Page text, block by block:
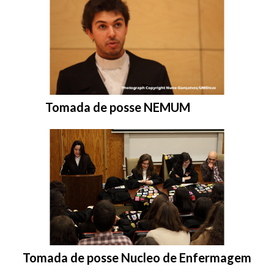
Entrar na pasta:
Tomada de posse NEMUM
Entrar na pasta:
Tomada de posse Nucleo de Enfermagem